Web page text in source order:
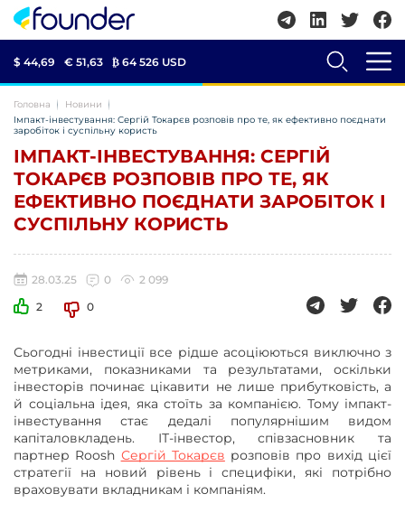
$ 44,69 € 51,63 ₿ 64 526 USD
Головна
Новини
Імпакт-інвестування: Сергій Токарєв розповів про те, як ефективно поєднати
заробіток і суспільну користь
ІМПАКТ-ІНВЕСТУВАННЯ: СЕРГІЙ
ТОКАРЄВ РОЗПОВІВ ПРО ТЕ, ЯК
ЕФЕКТИВНО ПОЄДНАТИ ЗАРОБІТОК І
СУСПІЛЬНУ КОРИСТЬ
28.03.25 0
2 099
2
0
Сьогодні інвестиції все рідше асоціюються виключно з
метриками, показниками та результатами, оскільки
інвесторів починає цікавити не лише прибутковість, а
й соціальна ідея, яка стоїть за компанією. Тому імпакт-
інвестування стає дедалі популярнішим видом
капіталовкладень. ІТ-інвестор, співзасновник та
партнер Roosh Сергій Токарєв розповів про вихід цієї
стратегії на новий рівень і специфіки, які потрібно
враховувати вкладникам і компаніям.